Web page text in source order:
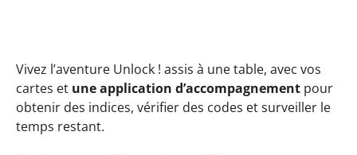
Vivez l’aventure Unlock ! assis à une table, avec vos
cartes et une application d’accompagnement pour
obtenir des indices, vérifier des codes et surveiller le
temps restant.